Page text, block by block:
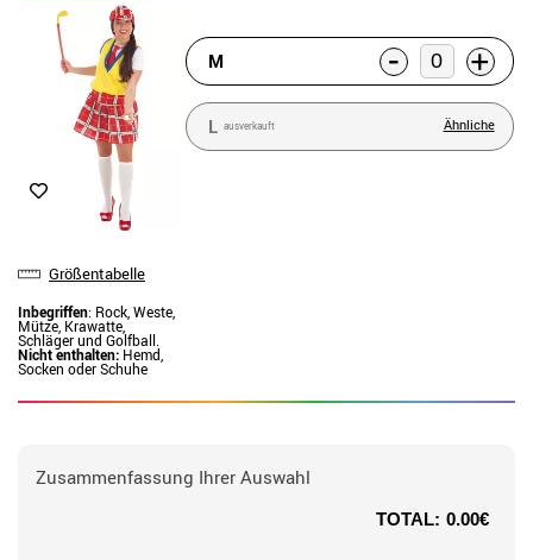
Größentabelle
Inbegriffen: Rock, Weste,
Mütze, Krawatte,
Schläger und Golfball.
Nicht enthalten: Hemd,
Socken oder Schuhe
M - +
L ausverkauft Ähnliche
Zusammenfassung Ihrer Auswahl
TOTAL: 0.00€